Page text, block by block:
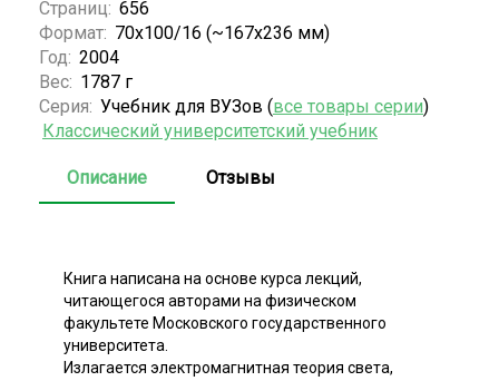
Страниц: 656
Формат: 70x100/16 (~167x236 мм)
Год: 2004
Вес: 1787 г
Серия: Учебник для ВУЗов (все товары серии)
Классический университетский учебник
Описание Отзывы
Книга написана на основе курса лекций,
читающегося авторами на физическом
факультете Московского государственного
университета.
Излагается электромагнитная теория света,